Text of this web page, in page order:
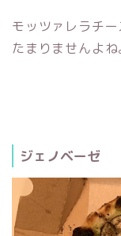
モッツァレラチ
たまりませんよね
ジェノベーゼ